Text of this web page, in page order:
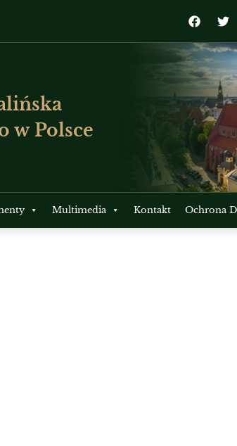
w Polsce
Multimedia Kontakt Ochrona